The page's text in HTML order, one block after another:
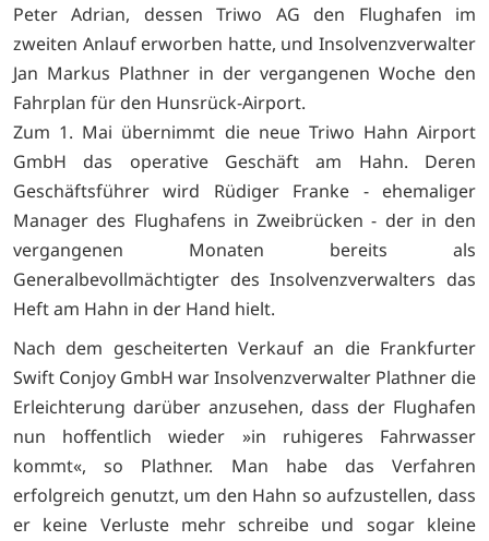
Peter Adrian, dessen Triwo AG den Flughafen im
zweiten Anlauf erworben hatte, und Insolvenzverwalter
Jan Markus Plathner in der vergangenen Woche den
Fahrplan für den Hunsrück-Airport.
Zum 1. Mai übernimmt die neue Triwo Hahn Airport
GmbH das operative Geschäft am Hahn. Deren
Geschäftsführer wird Rüdiger Franke - ehemaliger
Manager des Flughafens in Zweibrücken - der in den
vergangenen Monaten bereits als
Generalbevollmächtigter des Insolvenzverwalters das
Heft am Hahn in der Hand hielt.
Nach dem gescheiterten Verkauf an die Frankfurter
Swift Conjoy GmbH war Insolvenzverwalter Plathner die
Erleichterung darüber anzusehen, dass der Flughafen
nun hoffentlich wieder »in ruhigeres Fahrwasser
kommt«, so Plathner. Man habe das Verfahren
erfolgreich genutzt, um den Hahn so aufzustellen, dass
er keine Verluste mehr schreibe und sogar kleine